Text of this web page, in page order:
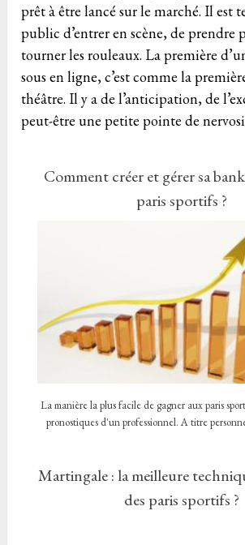
prêt à être lancé sur le marché. Il est
public d’entrer en scène, de prendre
tourner les rouleaux. La première
sous en ligne, c’est comme la
théâtre. Il y a de l’anticipation, de
peut-être une petite pointe de
Comment créer et gérer sa
paris sportifs ?
La manière la plus facile de gagner aux paris
pronostiques d'un professionnel. A titre
Martingale : la meilleure
des paris sportifs ?